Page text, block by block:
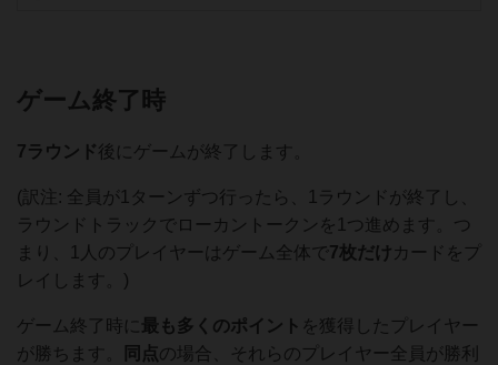
ゲーム終了時
7ラウンド後にゲームが終了します。
(訳注: 全員が1ターンずつ行ったら、1ラウンドが終了し、
ラウンドトラックでローカントークンを1つ進めます。つ
まり、1人のプレイヤーはゲーム全体で7枚だけカードをプ
レイします。)
ゲーム終了時に 最も多くのポイント を獲得したプレイヤー
が勝ちます。
同点の場合、それらのプレイヤー全員が勝利